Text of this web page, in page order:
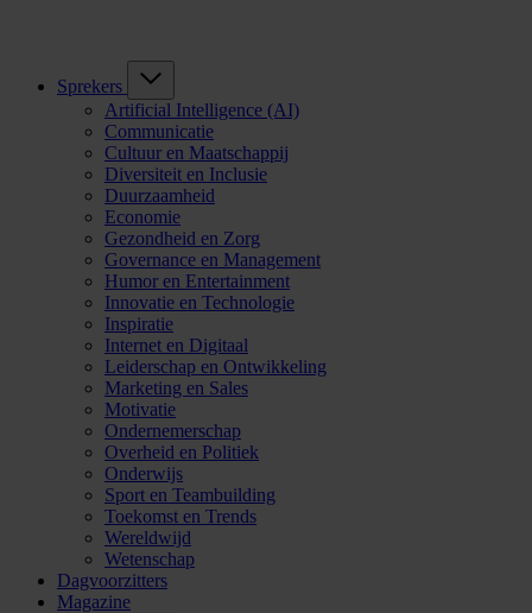
Sprekers
Artificial Intelligence (AI)
Communicatie
Cultuur en Maatschappij
Diversiteit en Inclusie
Duurzaamheid
Economie
Gezondheid en Zorg
Governance en Management
Humor en Entertainment
Innovatie en Technologie
Inspiratie
Internet en Digitaal
Leiderschap en Ontwikkeling
Marketing en Sales
Motivatie
Ondernemerschap
Overheid en Politiek
Onderwijs
Sport en Teambuilding
Toekomst en Trends
Wereldwijd
Wetenschap
Dagvoorzitters
Magazine